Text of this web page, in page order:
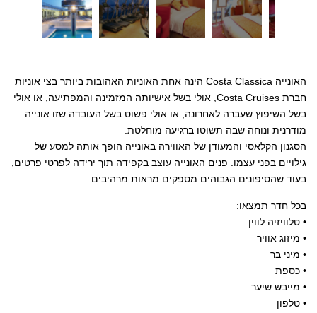
האונייה Costa Classica הינה אחת האוניות האהובות ביותר בצי אוניות
חברת Costa Cruises, אולי בשל אישיותה המזמינה והמפתיעה, או אולי
בשל השיפוץ שעברה לאחרונה, או אולי פשוט בשל העובדה שזו אונייה
מודרנית ונוחה שבה תשוטו ברגיעה מוחלטת.
הסגנון הקלאסי והמעודן של האווירה באונייה הופך אותה למסע של
גילויים בפני עצמו. פנים האונייה עוצב בקפידה תוך ירידה לפרטי פרטים,
בעוד שהסיפונים הגבוהים מספקים מראות מרהיבים.
בכל חדר תמצאו:
• טלוויזיה לווין
• מיזוג אוויר
• מיני בר
• כספת
• מייבש שיער
• טלפון